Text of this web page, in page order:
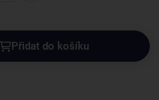
Přidat do košíku